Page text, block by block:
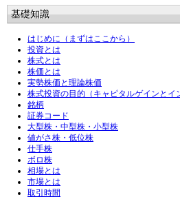
基礎知識
はじめに（まずはここから）
投資とは
株式とは
株価とは
実勢株価と理論株価
株式投資の目的（キャピタルゲインとイ
銘柄
証券コード
大型株・中型株・小型株
値がさ株・低位株
仕手株
ボロ株
相場とは
市場とは
取引時間